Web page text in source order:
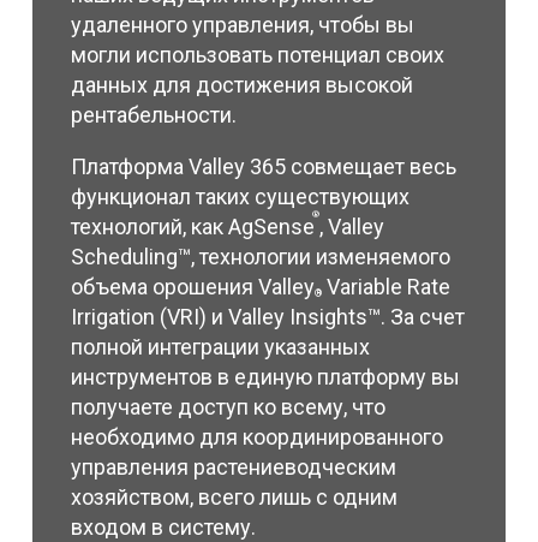
удаленного управления, чтобы вы
могли использовать потенциал своих
данных для достижения высокой
рентабельности.
Платформа Valley 365 совмещает весь
функционал таких существующих
технологий, как AgSense®, Valley
Scheduling™, технологии изменяемого
объема орошения Valley®Variable Rate
Irrigation (VRI) и Valley Insights™. За счет
полной интеграции указанных
инструментов в единую платформу вы
получаете доступ ко всему, что
необходимо для координированного
управления растениеводческим
хозяйством, всего лишь с одним
входом в систему.